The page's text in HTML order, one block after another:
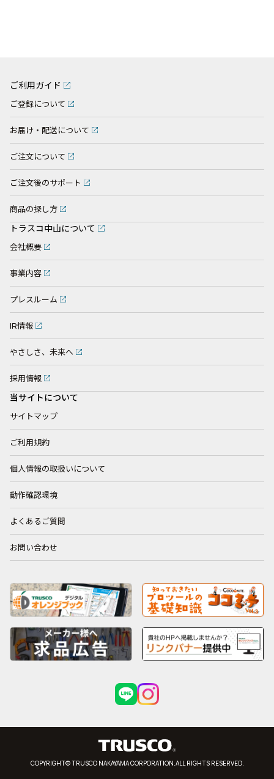
ご利用ガイド
ご登録について
お届け・配送について
ご注文について
ご注文後のサポート
商品の探し方
トラスコ中山について
会社概要
事業内容
プレスルーム
IR情報
やさしさ、未来へ
採用情報
当サイトについて
サイトマップ
ご利用規約
個人情報の取扱いについて
動作確認環境
よくあるご質問
お問い合わせ
COPYRIGHT© TRUSCO NAKAYAMA CORPORATION.ALL RIGHTS RESERVED.